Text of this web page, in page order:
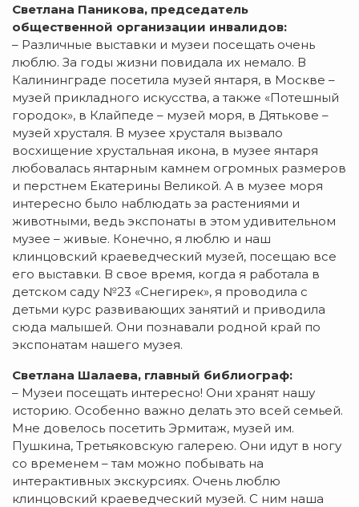
Светлана Паникова, председатель
общественной организации инвалидов:
– Различные выставки и музеи посещать очень
люблю. За годы жизни повидала их немало. В
Калининграде посетила музей янтаря, в Москве –
музей прикладного искусства, а также «Потешный
городок», в Клайпеде – музей моря, в Дятькове –
музей хрусталя. В музее хрусталя вызвало
восхищение хрустальная икона, в музее янтаря
любовалась янтарным камнем огромных размеров
и перстнем Екатерины Великой. А в музее моря
интересно было наблюдать за растениями и
животными, ведь экспонаты в этом удивительном
музее – живые. Конечно, я люблю и наш
клинцовский краеведческий музей, посещаю все
его выставки. В свое время, когда я работала в
детском саду №23 «Снегирек», я проводила с
детьми курс развивающих занятий и приводила
сюда малышей. Они познавали родной край по
экспонатам нашего музея.
Светлана Шалаева, главный библиограф:
– Музеи посещать интересно! Они хранят нашу
историю. Особенно важно делать это всей семьей.
Мне довелось посетить Эрмитаж, музей им.
Пушкина, Третьяковскую галерею. Они идут в ногу
со временем – там можно побывать на
интерактивных экскурсиях. Очень люблю
клинцовский краеведческий музей. С ним наша